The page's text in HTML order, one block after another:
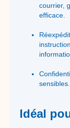
courrier,
efficace.
sensibles.
Idéal